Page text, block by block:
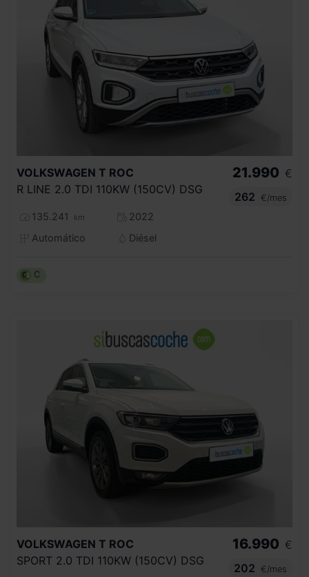
VOLKSWAGEN T ROC
R LINE 2.0 TDI 110KW (150CV) DSG
135.241 km
2022
Automático
Diésel
21.990 €
262
€/mes
C
VOLKSWAGEN T ROC
SPORT 2.0 TDI 110KW (150CV) DSG
16.990 €
202
€/mes